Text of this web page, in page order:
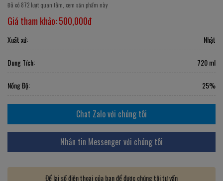
Đã có 872 lượt quan tâm, xem sản phẩm này
Giá tham khảo:500,000đ
Xuất xứ: Nhật
Dung Tích: 720 ml
Nồng Độ: 25%
Chat Zalo với chúng tôi
Nhắn tin Messenger với chúng tôi
Để lại số điện thoại của bạn để được chúng tôi tư vấn